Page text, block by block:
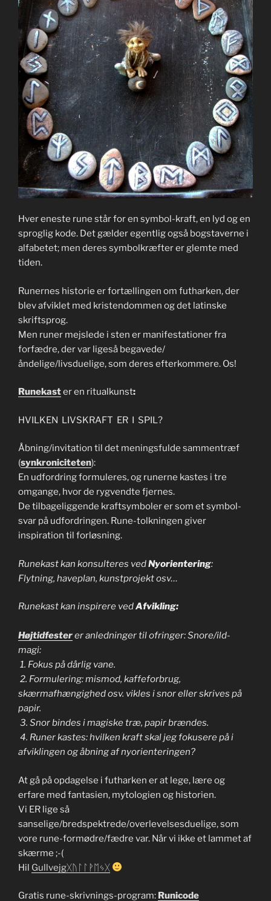
Hver eneste rune står for en symbol-kraft, en lyd og en
sproglig kode. Det gælder egentlig også bogstaverne i
alfabetet; men deres symbolkræfter er glemte med
tiden.
Runernes historie er fortællingen om futharken, der
blev afviklet med kristendommen og det latinske
skriftsprog.
Men runer mejslede i sten er manifestationer fra
forfædre, der var ligeså begavede/
åndelige/livsduelige, som deres efterkommere. Os!
Runekaster en ritualkunst:
HVILKEN LIVSKRAFT ER I SPIL?
Åbning/invitation til det meningsfulde sammentræf
(synkroniciteten):
En udfordring formuleres, og runerne kastes i tre
omgange, hvor de rygvendte fjernes.
De tilbageliggende kraftsymboler er som et symbol-
svar på udfordringen. Rune-tolkningen giver
inspiration til forløsning.
Runekast kan konsulteres vedNyorientering:
Flytning, haveplan, kunstprojekt osv…
Runekast kan inspirere vedAfvikling:
Højtidfesterer anledninger til ofringer: Snore/ild-
magi:
1. Fokus på dårlig vane.
2. Formulering: mismod, kaffeforbrug,
skærmafhængighed osv. vikles i snor eller skrives på
papir.
3. Snor bindes i magiske træ, papir brændes.
4. Runer kastes: hvilken kraft skal jeg fokusere på i
afviklingen og åbning af nyorienteringen?
At gå på opdagelse i futharken er at lege, lære og
erfare med fantasien, mytologien og historien.
Vi ER lige så
sanselige/bredspektrede/overlevelsesduelige, som
vore rune-formødre/fædre var. Når vi ikke et lammet af
skærme ;-(
Hil Gullvejgᚷᚢᛚᛚᚹᛖᛃᚷ
Gratis rune-skrivnings-program: Runicode